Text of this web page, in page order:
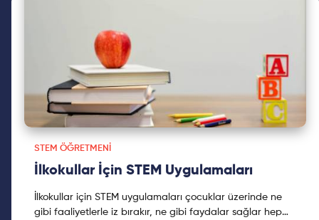
STEM ÖĞRETMENI
İlkokullar İçin STEM Uygulamaları
İlkokullar için STEM uygulamaları çocuklar üzerinde ne
gibi faaliyetlerle iz bırakır, ne gibi faydalar sağlar hep